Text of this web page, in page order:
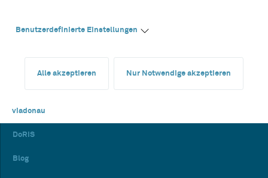
Benutzerdefinierte Einstellungen
Alle akzeptieren Nur Notwendige akzeptieren
viadonau
DoRIS
Blog